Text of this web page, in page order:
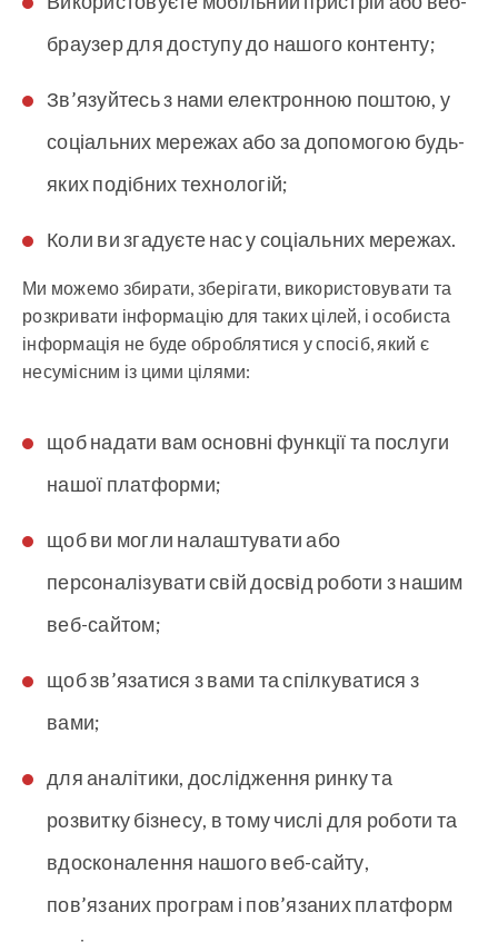
браузер для доступу до нашого контенту;
Зв’язуйтесь з нами електронною поштою, у
соціальних мережах або за допомогою будь-
яких подібних технологій;
Коли ви згадуєте нас у соціальних мережах.
Ми можемо збирати, зберігати, використовувати та
розкривати інформацію для таких цілей, і особиста
інформація не буде оброблятися у спосіб, який є
несумісним із цими цілями:
щоб надати вам основні функції та послуги
нашої платформи;
щоб ви могли налаштувати або
персоналізувати свій досвід роботи з нашим
веб-сайтом;
щоб зв’язатися з вами та спілкуватися з
вами;
для аналітики, дослідження ринку та
розвитку бізнесу, в тому числі для роботи та
вдосконалення нашого веб-сайту,
пов’язаних програм і пов’язаних платформ